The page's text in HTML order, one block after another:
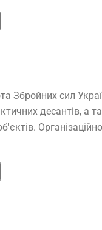
Збройних сил
десантів, а